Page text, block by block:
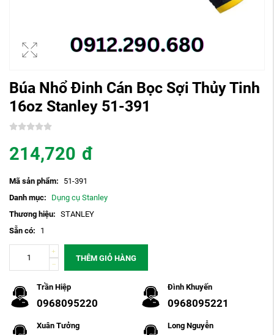
Búa Nhổ Đinh Cán Bọc Sợi Thủy Tinh
16oz Stanley 51-391
214,720 đ
Mã sản phẩm:
51-391
Danh mục:
Dụng cụ Stanley
Thương hiệu: STANLEY
Sẵn có:
1
THÊM GIỎ HÀNG
Trần Hiệp
0968095220
Đình Khuyến
0968095221
Xuân Tưởng Long Nguyễn